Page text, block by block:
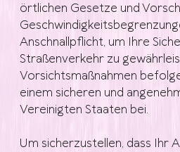
örtlichen Gesetze und
Anschnallpflicht, um Ihre
Straßenverkehr zu
Vorsichtsmaßnahmen
einem sicheren und
Vereinigten Staaten bei.
Um sicherzustellen, dass Ihr